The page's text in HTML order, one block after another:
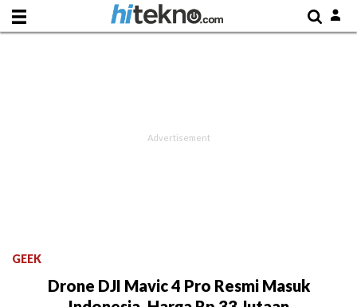
GEEK
Drone DJI Mavic 4 Pro Resmi Masuk